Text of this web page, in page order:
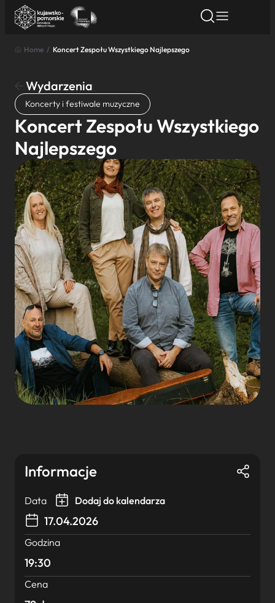
Znajdź atrakcję
Nazwa atrakcji
Miasto
Kategoria
Wyszukaj
Home / Koncert Zespołu Wszystkiego Najlepszego
Wydarzenia
Koncerty i festiwale muzyczne
Koncert Zespołu Wszystkiego
Najlepszego
Informacje
Data Dodaj do kalendarza
17.04.2026
Godzina
19:30
Cena